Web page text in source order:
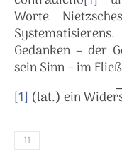
Worte
Gedanken – der
sein Sinn – im
[1] (lat.) ein
11